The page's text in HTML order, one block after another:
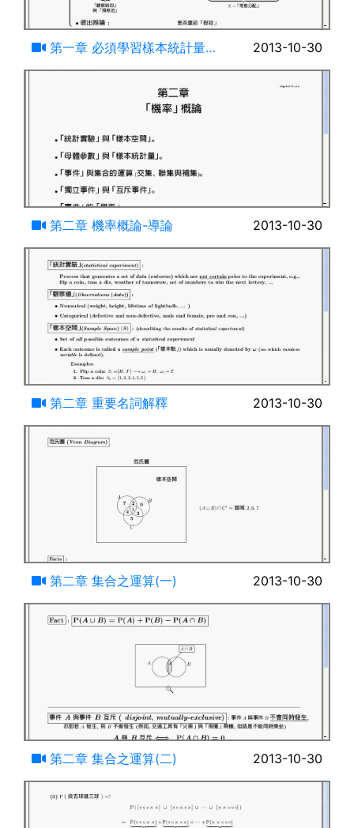
第一章 必須學習樣本統計量的
機率分配函數及期望值才能從事統
2013-10-30
第二章 機率概論-導論 2013-10-30
第二章 重要名詞解釋 2013-10-30
第二章 集合之運算(一) 2013-10-30
第二章 集合之運算(二) 2013-10-30